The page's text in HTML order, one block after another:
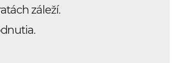
záleží.